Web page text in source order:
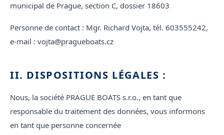
municipal de Prague, section C, dossier 18603
Personne de contact : Mgr. Richard Vojta, tél. 603555242,
e-mail : vojta@pragueboats.cz
II. DISPOSITIONS LÉGALES :
Nous, la société PRAGUE BOATS s.r.o., en tant que
responsable du traitement des données, vous informons
en tant que personne concernée